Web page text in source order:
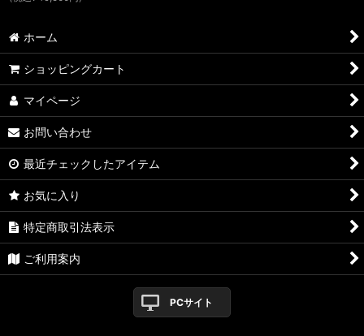
ホーム
ショッピングカート
マイページ
お問い合わせ
最近チェックしたアイテム
お気に入り
特定商取引法表示
ご利用案内
PCサイト